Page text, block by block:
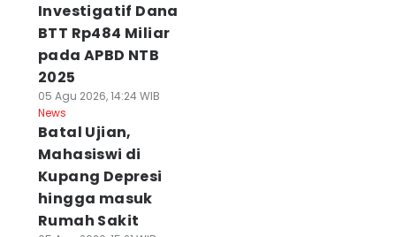
Investigatif Dana
BTT Rp484 Miliar
pada APBD NTB
2025
05 Agu 2026, 14:24 WIB
News
Batal Ujian,
Mahasiswi di
Kupang Depresi
hingga masuk
Rumah Sakit